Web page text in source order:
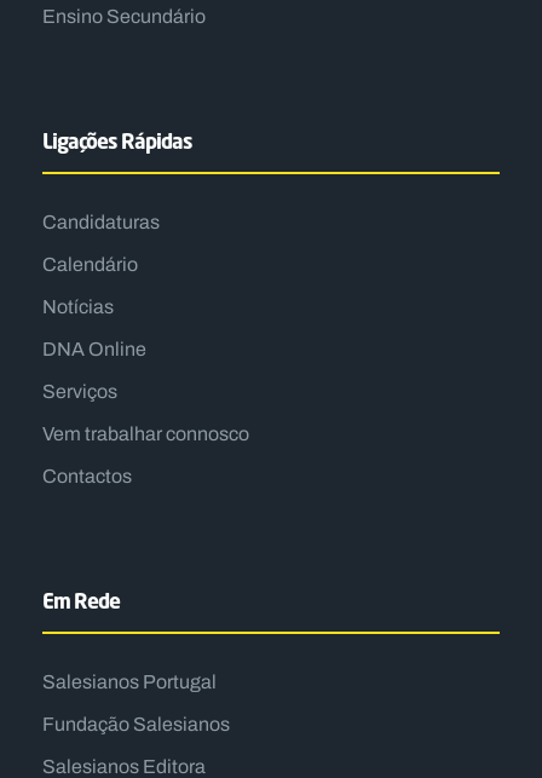
Ensino Secundário
Ligações Rápidas
Candidaturas
Calendário
Notícias
DNA Online
Serviços
Vem trabalhar connosco
Contactos
Em Rede
Salesianos Portugal
Fundação Salesianos
Salesianos Editora